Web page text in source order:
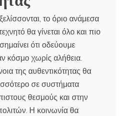
το όριο ανάμεσα
θα γίνεται όλο και πιο
ότι οδεύουμε
κόσμο χωρίς αλήθεια.
της αυθεντικότητας θα
σε συστήματα
θεσμούς και στην
Η κοινωνία θα